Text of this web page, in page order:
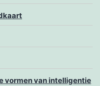
vormen van intelligentie